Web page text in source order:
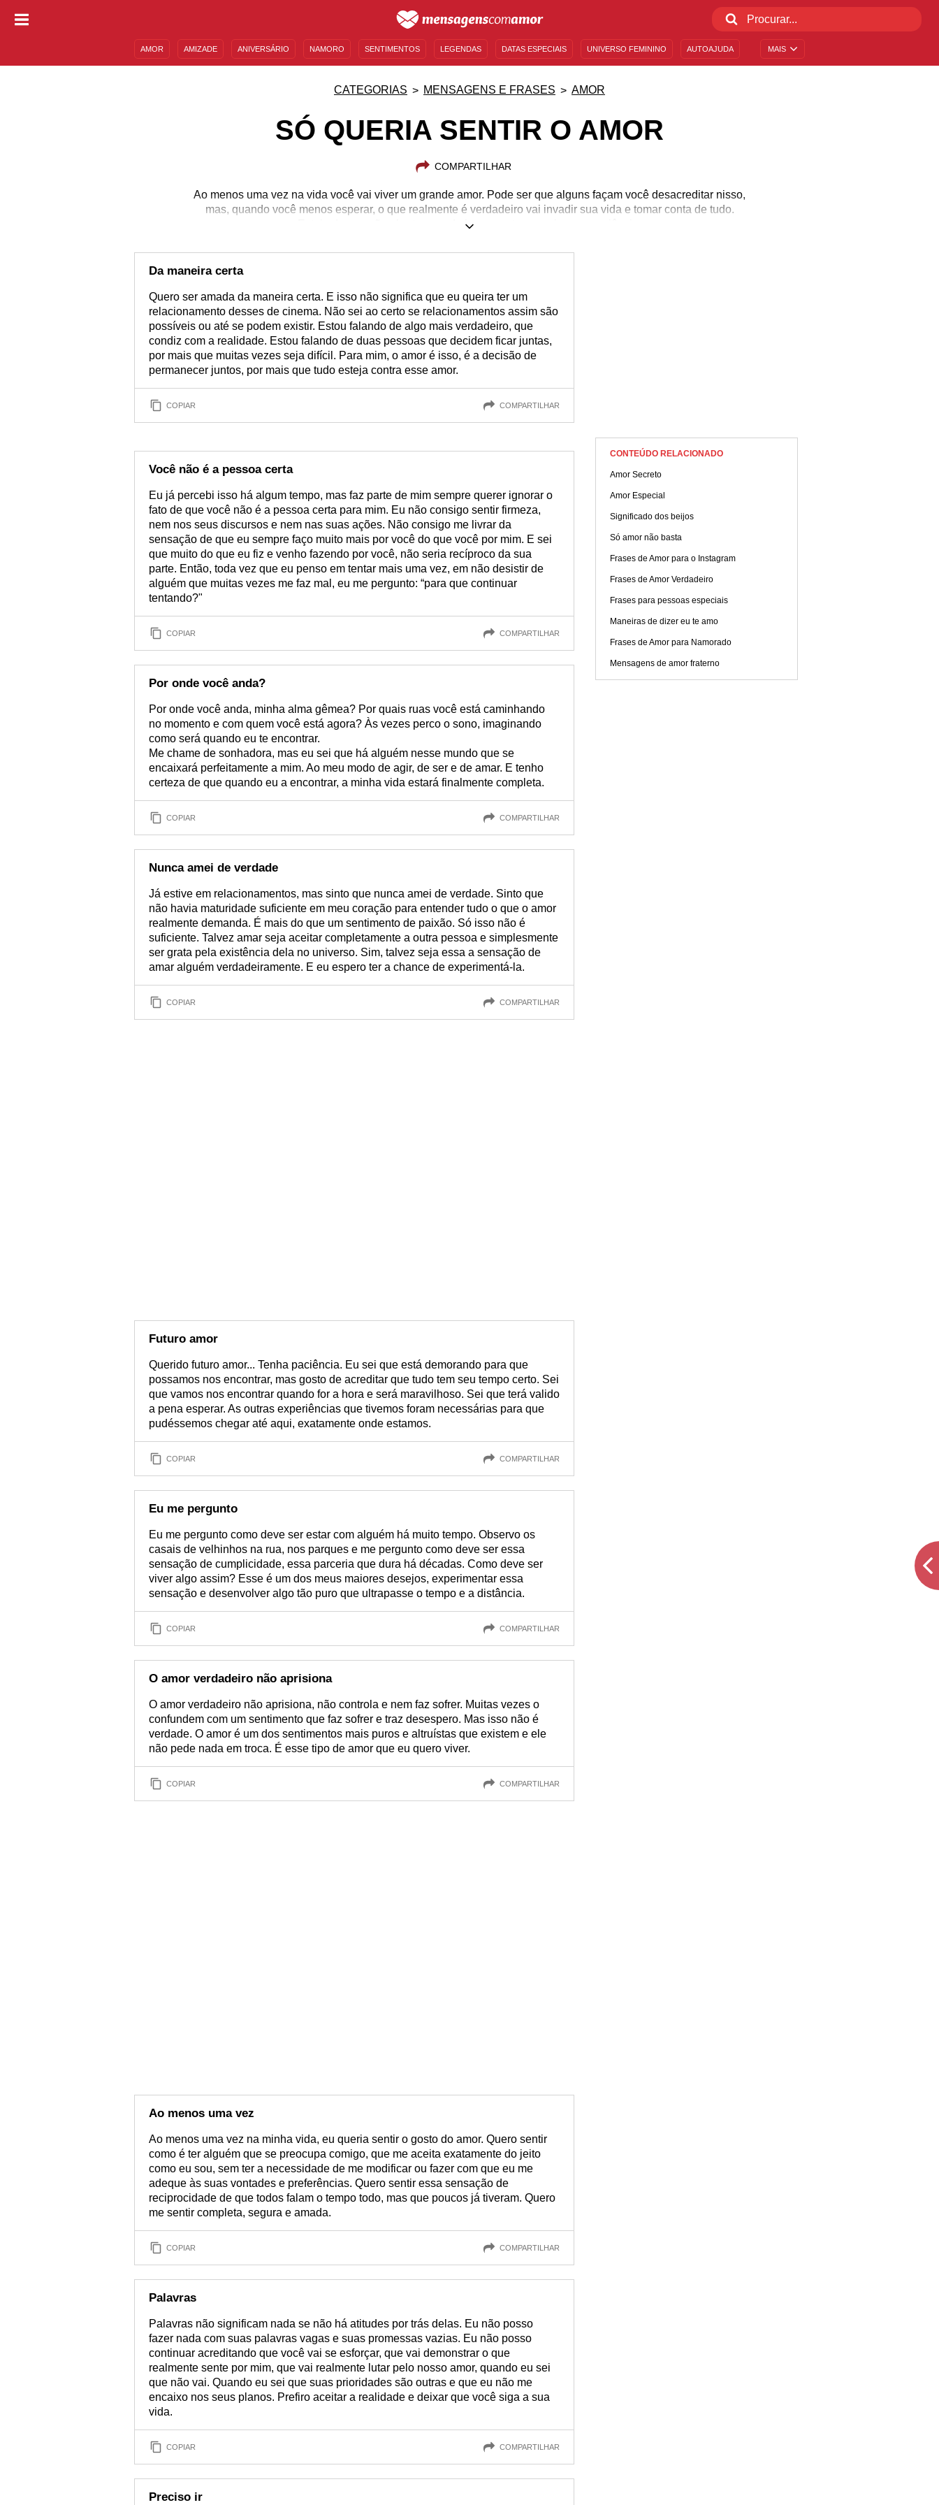
MAIS
AMOR AMIZADE ANIVERSÁRIO NAMORO SENTIMENTOS LEGENDAS DATAS ESPECIAIS UNIVERSO FEMININO AUTOAJUDA
CATEGORIAS MENSAGENS E FRASES AMOR
SÓ QUERIA SENTIR O AMOR
COMPARTILHAR
Ao menos uma vez na vida você vai viver um grande amor. Pode ser que alguns façam você desacreditar nisso,
mas, quando você menos esperar, o que realmente é verdadeiro vai invadir sua vida e tomar conta de tudo.
Esteja de coração aberto quando isso acontecer e viva a experiência.
Da maneira certa
Quero ser amada da maneira certa. E isso não significa que eu queira ter um
relacionamento desses de cinema. Não sei ao certo se relacionamentos assim são
possíveis ou até se podem existir. Estou falando de algo mais verdadeiro, que
condiz com a realidade. Estou falando de duas pessoas que decidem ficar juntas,
por mais que muitas vezes seja difícil. Para mim, o amor é isso, é a decisão de
permanecer juntos, por mais que tudo esteja contra esse amor.
COPIAR COMPARTILHAR
Você não é a pessoa certa
Eu já percebi isso há algum tempo, mas faz parte de mim sempre querer ignorar o
fato de que você não é a pessoa certa para mim. Eu não consigo sentir firmeza,
nem nos seus discursos e nem nas suas ações. Não consigo me livrar da
sensação de que eu sempre faço muito mais por você do que você por mim. E sei
que muito do que eu fiz e venho fazendo por você, não seria recíproco da sua
parte. Então, toda vez que eu penso em tentar mais uma vez, em não desistir de
alguém que muitas vezes me faz mal, eu me pergunto: “para que continuar
tentando?"
COPIAR COMPARTILHAR
Por onde você anda?
Por onde você anda, minha alma gêmea? Por quais ruas você está caminhando
no momento e com quem você está agora? Às vezes perco o sono, imaginando
como será quando eu te encontrar.
Me chame de sonhadora, mas eu sei que há alguém nesse mundo que se
encaixará perfeitamente a mim. Ao meu modo de agir, de ser e de amar. E tenho
certeza de que quando eu a encontrar, a minha vida estará finalmente completa.
COPIAR COMPARTILHAR
Nunca amei de verdade
Já estive em relacionamentos, mas sinto que nunca amei de verdade. Sinto que
não havia maturidade suficiente em meu coração para entender tudo o que o amor
realmente demanda. É mais do que um sentimento de paixão. Só isso não é
suficiente. Talvez amar seja aceitar completamente a outra pessoa e simplesmente
ser grata pela existência dela no universo. Sim, talvez seja essa a sensação de
amar alguém verdadeiramente. E eu espero ter a chance de experimentá-la.
COPIAR COMPARTILHAR
Futuro amor
Querido futuro amor... Tenha paciência. Eu sei que está demorando para que
possamos nos encontrar, mas gosto de acreditar que tudo tem seu tempo certo. Sei
que vamos nos encontrar quando for a hora e será maravilhoso. Sei que terá valido
a pena esperar. As outras experiências que tivemos foram necessárias para que
pudéssemos chegar até aqui, exatamente onde estamos.
COPIAR COMPARTILHAR
Eu me pergunto
Eu me pergunto como deve ser estar com alguém há muito tempo. Observo os
casais de velhinhos na rua, nos parques e me pergunto como deve ser essa
sensação de cumplicidade, essa parceria que dura há décadas. Como deve ser
viver algo assim? Esse é um dos meus maiores desejos, experimentar essa
sensação e desenvolver algo tão puro que ultrapasse o tempo e a distância.
COPIAR COMPARTILHAR
O amor verdadeiro não aprisiona
O amor verdadeiro não aprisiona, não controla e nem faz sofrer. Muitas vezes o
confundem com um sentimento que faz sofrer e traz desespero. Mas isso não é
verdade. O amor é um dos sentimentos mais puros e altruístas que existem e ele
não pede nada em troca. É esse tipo de amor que eu quero viver.
COPIAR COMPARTILHAR
Ao menos uma vez
Ao menos uma vez na minha vida, eu queria sentir o gosto do amor. Quero sentir
como é ter alguém que se preocupa comigo, que me aceita exatamente do jeito
como eu sou, sem ter a necessidade de me modificar ou fazer com que eu me
adeque às suas vontades e preferências. Quero sentir essa sensação de
reciprocidade de que todos falam o tempo todo, mas que poucos já tiveram. Quero
me sentir completa, segura e amada.
COPIAR COMPARTILHAR
Palavras
Palavras não significam nada se não há atitudes por trás delas. Eu não posso
fazer nada com suas palavras vagas e suas promessas vazias. Eu não posso
continuar acreditando que você vai se esforçar, que vai demonstrar o que
realmente sente por mim, que vai realmente lutar pelo nosso amor, quando eu sei
que não vai. Quando eu sei que suas prioridades são outras e que eu não me
encaixo nos seus planos. Prefiro aceitar a realidade e deixar que você siga a sua
vida.
COPIAR COMPARTILHAR
Preciso ir
CONTEÚDO RELACIONADO
Amor Secreto
Amor Especial
Significado dos beijos
Só amor não basta
Frases de Amor para o Instagram
Frases de Amor Verdadeiro
Frases para pessoas especiais
Maneiras de dizer eu te amo
Frases de Amor para Namorado
Mensagens de amor fraterno